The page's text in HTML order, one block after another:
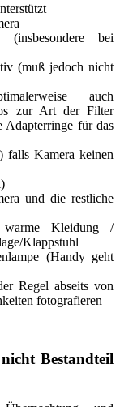
(insbesondere bei
(muß jedoch nicht
auch
zur Art der Filter
Adapterringe für das
falls Kamera keinen
und die restliche
warme Kleidung /
Klappstuhl
(Handy geht
Regel abseits von
fotografieren
Bestandteil